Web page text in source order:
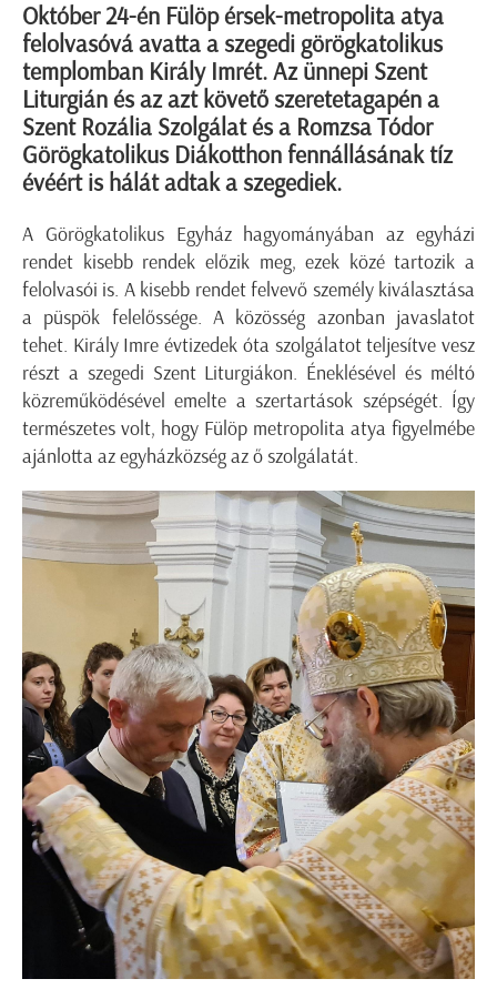
Október 24-én Fülöp érsek-metropolita atya
felolvasóvá avatta a szegedi görögkatolikus
templomban Király Imrét. Az ünnepi Szent
Liturgián és az azt követő szeretetagapén a
Szent Rozália Szolgálat és a Romzsa Tódor
Görögkatolikus Diákotthon fennállásának tíz
évéért is hálát adtak a szegediek.
A Görögkatolikus Egyház hagyományában az egyházi
rendet kisebb rendek előzik meg, ezek közé tartozik a
felolvasói is. A kisebb rendet felvevő személy kiválasztása
a püspök felelőssége. A közösség azonban javaslatot
tehet. Király Imre évtizedek óta szolgálatot teljesítve vesz
részt a szegedi Szent Liturgiákon. Éneklésével és méltó
közreműködésével emelte a szertartások szépségét. Így
természetes volt, hogy Fülöp metropolita atya figyelmébe
ajánlotta az egyházközség az ő szolgálatát.